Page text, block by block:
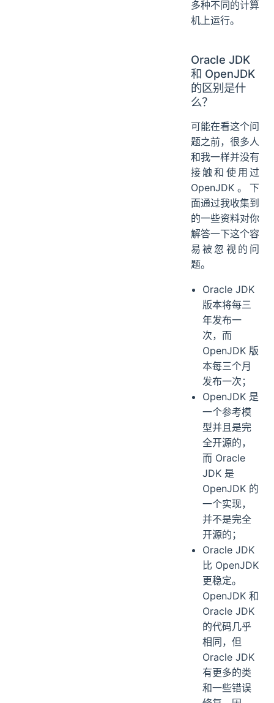
多种不同的计算
机上运行。
Oracle JDK
和 OpenJDK
的区别是什
么？
可能在看这个问
题之前，很多人
和我一样并没有
接触和使用过
OpenJDK。下
面通过我收集到
的一些资料对你
解答一下这个容
易被忽视的问
题。
Oracle JDK
版本将每三
年发布一
次，而
OpenJDK 版
本每三个月
发布一次；
OpenJDK 是
一个参考模
型并且是完
全开源的，
而 Oracle
JDK 是
OpenJDK 的
一个实现，
并不是完全
开源的；
Oracle JDK
比 OpenJDK
更稳定。
OpenJDK 和
Oracle JDK
的代码几乎
相同，但
Oracle JDK
有更多的类
和一些错误